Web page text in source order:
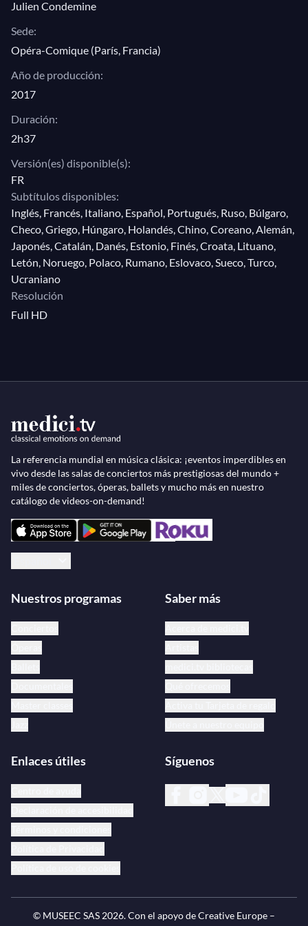
Julien Condemine
Sede:
Opéra-Comique (París, Francia)
Año de producción:
2017
Duración:
2h37
Versión(es) disponible(s):
FR
Subtítulos disponibles:
Inglés, Francés, Italiano, Español, Portugués, Ruso, Búlgaro,
Checo, Griego, Húngaro, Holandés, Chino, Coreano, Alemán,
Japonés, Catalán, Danés, Estonio, Finés, Croata, Lituano,
Letón, Noruego, Polaco, Rumano, Eslovaco, Sueco, Turco,
Ucraniano
Resolución
Full HD
La referencia mundial en música clásica: ¡eventos imperdibles en
vivo desde las salas de conciertos más prestigiosas del mundo +
miles de conciertos, óperas, ballets y mucho más en nuestro
catálogo de videos-on-demand!
Nuestros programas Saber más
Enlaces útiles Síguenos
© MUSEEC SAS 2026. Con el apoyo de Creative Europe –